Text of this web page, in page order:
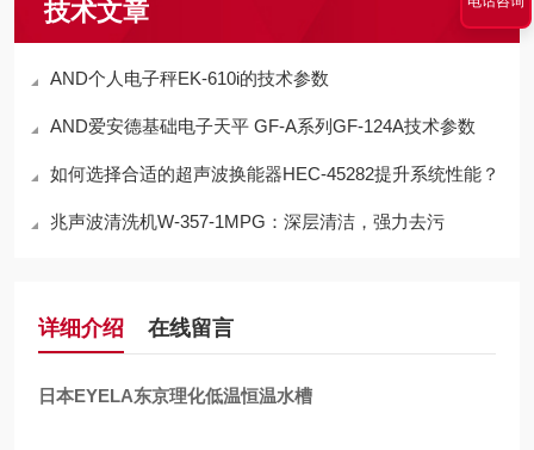
技术文章
AND个人电子秤EK-610i的技术参数
AND爱安德基础电子天平 GF-A系列GF-124A技术参数
如何选择合适的超声波换能器HEC-45282提升系统性能？
兆声波清洗机W-357-1MPG：深层清洁，强力去污
详细介绍 在线留言
日本EYELA东京理化低温恒温水槽